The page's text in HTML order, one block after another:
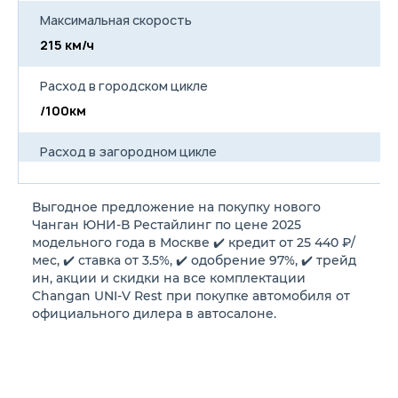
Шины 235\45 R18
Голосовое управление
для передних пассажиров
Функция онлайн-обновления
данных автомобиля
Яндекс Музыка и Яндекс
Карты
управления функциями
местоположения,
управление центральным
замком, дистанционным
запус
Быстрое беспроводное
зарядное устройство (50 Вт)
Приборная панель 10"
Экран мультимедиа 14,6”
Акустическая система с 10
динамиками
Максимальная скорость
215 км/ч
Расход в городском цикле
/100км
Расход в загородном цикле
Расход в смешанном цикле
8.0/100км
Объем топливного бака
51 л
Выгодное предложение на покупку нового
Чанган ЮНИ-В Рестайлинг по цене 2025
модельного года в Москве ✔️ кредит от 25 440 ₽/
мес, ✔️ ставка от 3.5%, ✔️ одобрение 97%, ✔️ трейд
ин, акции и скидки на все комплектации
Changan UNI-V Rest при покупке автомобиля от
официального дилера в автосалоне.